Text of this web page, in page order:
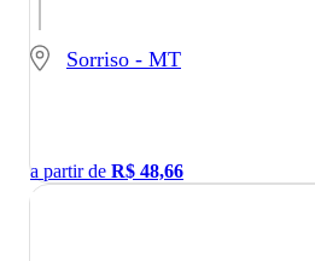
Sorriso - MT
a partir de R$ 48,66